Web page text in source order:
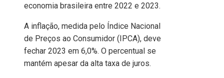
economia brasileira entre 2022 e 2023.
A inflação, medida pelo Índice Nacional
de Preços ao Consumidor (IPCA), deve
fechar 2023 em 6,0%. O percentual se
mantém apesar da alta taxa de juros.